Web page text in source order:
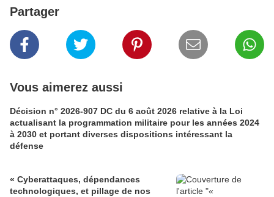
Partager
Vous aimerez aussi
Décision n° 2026-907 DC du 6 août 2026 relative à la Loi
actualisant la programmation militaire pour les années 2024
à 2030 et portant diverses dispositions intéressant la
défense
« Cyberattaques, dépendances
technologiques, et pillage de nos